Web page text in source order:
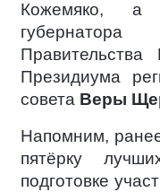
Кожемяко, а
Президиума
совета Веры
Напомним,
пятёрку
подготовке